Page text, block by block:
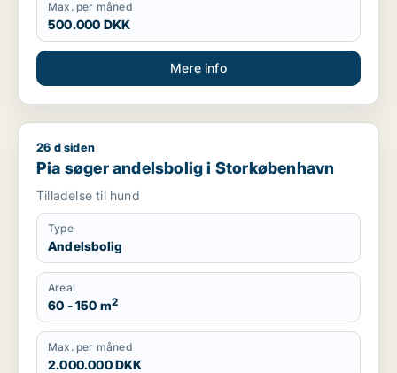
Max. per måned
500.000 DKK
Mere info
Pia søger andelsbolig i Storkøbenhavn
26 d siden
Pia søger andelsbolig i Storkøbenhavn
Tilladelse til hund
Type
Andelsbolig
Areal
60 - 150 m2
Max. per måned
2.000.000 DKK